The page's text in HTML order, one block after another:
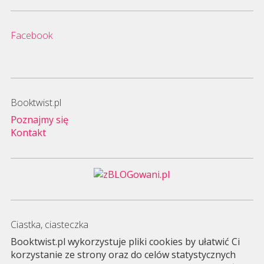
Facebook
Booktwist.pl
Poznajmy się
Kontakt
Ciastka, ciasteczka
Booktwist.pl wykorzystuje pliki cookies by ułatwić Ci
korzystanie ze strony oraz do celów statystycznych